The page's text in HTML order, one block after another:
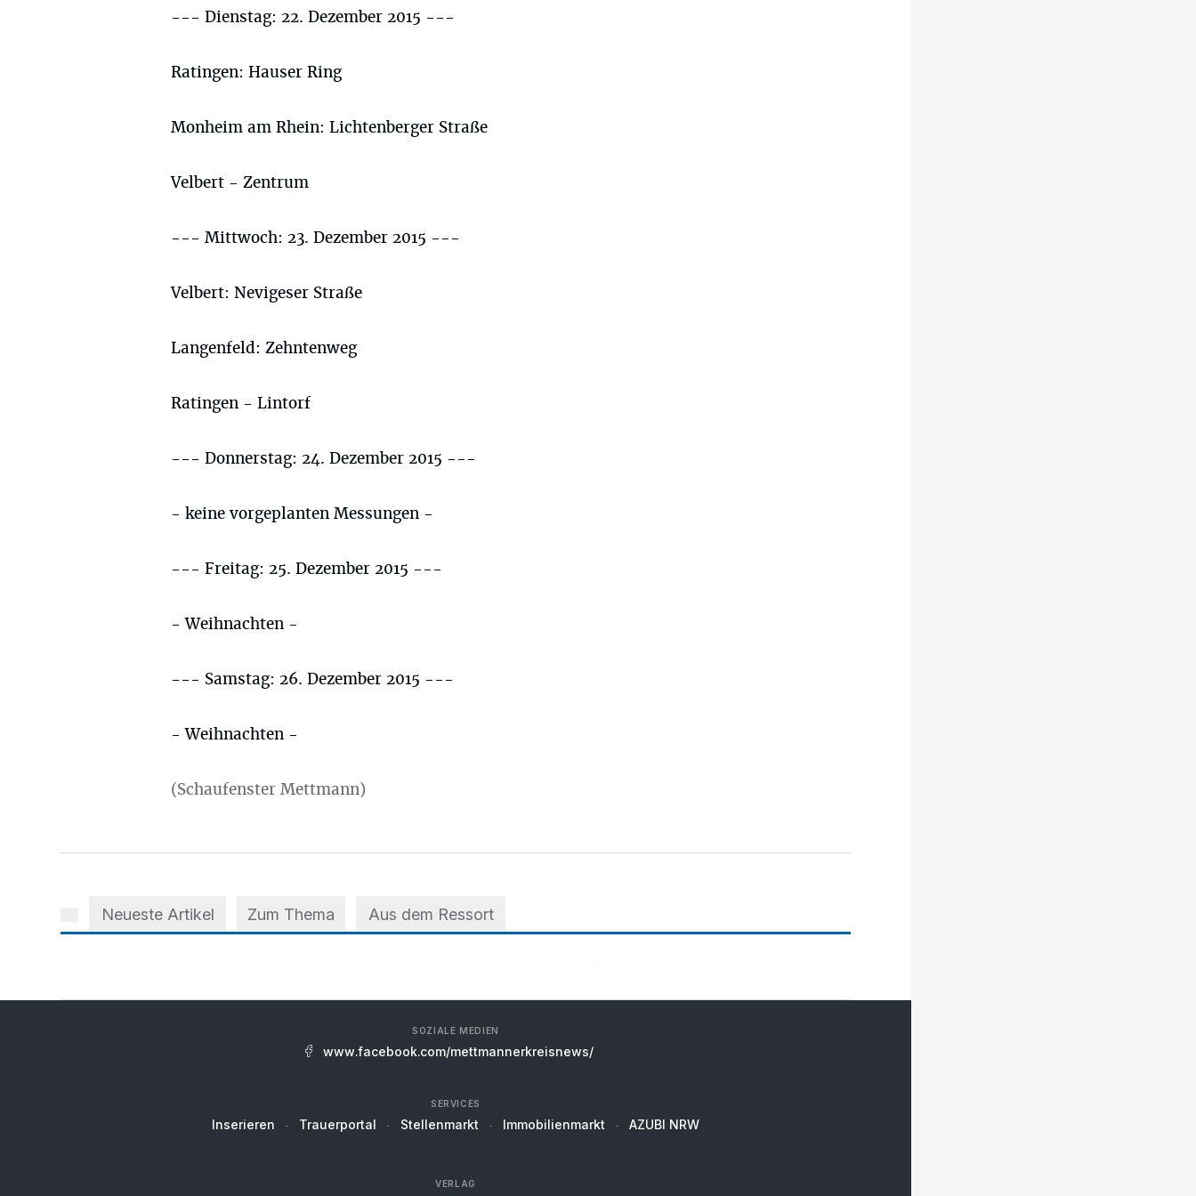
--- Dienstag: 22. Dezember 2015 ---
Ratingen: Hauser Ring
Monheim am Rhein: Lichtenberger Straße
Velbert - Zentrum
--- Mittwoch: 23. Dezember 2015 ---
Velbert: Nevigeser Straße
Langenfeld: Zehntenweg
Ratingen - Lintorf
--- Donnerstag: 24. Dezember 2015 ---
- keine vorgeplanten Messungen -
--- Freitag: 25. Dezember 2015 ---
- Weihnachten -
--- Samstag: 26. Dezember 2015 ---
- Weihnachten -
(Schaufenster Mettmann)
Neueste Artikel Zum Thema Aus dem Ressort
SOZIALE MEDIEN
www.facebook.com/mettmannerkreisnews/
SERVICES
Inserieren Trauerportal Stellenmarkt Immobilienmarkt AZUBI NRW
VERLAG